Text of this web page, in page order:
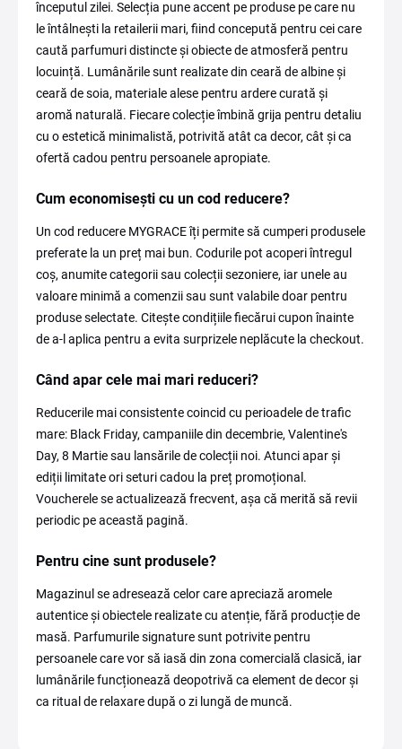
începutul zilei. Selecția pune accent pe produse pe care nu
le întâlnești la retailerii mari, fiind concepută pentru cei care
caută parfumuri distincte și obiecte de atmosferă pentru
locuință. Lumânările sunt realizate din ceară de albine și
ceară de soia, materiale alese pentru ardere curată și
aromă naturală. Fiecare colecție îmbină grija pentru detaliu
cu o estetică minimalistă, potrivită atât ca decor, cât și ca
ofertă cadou pentru persoanele apropiate.
Cum economisești cu un cod reducere?
Un cod reducere MYGRACE îți permite să cumperi produsele
preferate la un preț mai bun. Codurile pot acoperi întregul
coș, anumite categorii sau colecții sezoniere, iar unele au
valoare minimă a comenzii sau sunt valabile doar pentru
produse selectate. Citește condițiile fiecărui cupon înainte
de a-l aplica pentru a evita surprizele neplăcute la checkout.
Când apar cele mai mari reduceri?
Reducerile mai consistente coincid cu perioadele de trafic
mare: Black Friday, campaniile din decembrie, Valentine's
Day, 8 Martie sau lansările de colecții noi. Atunci apar și
ediții limitate ori seturi cadou la preț promoțional.
Voucherele se actualizează frecvent, așa că merită să revii
periodic pe această pagină.
Pentru cine sunt produsele?
Magazinul se adresează celor care apreciază aromele
autentice și obiectele realizate cu atenție, fără producție de
masă. Parfumurile signature sunt potrivite pentru
persoanele care vor să iasă din zona comercială clasică, iar
lumânările funcționează deopotrivă ca element de decor și
ca ritual de relaxare după o zi lungă de muncă.